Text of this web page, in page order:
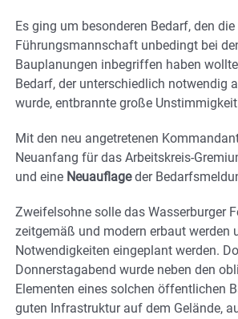
Es ging um besonderen Bedarf, den
Führungsmannschaft unbedingt bei
Bauplanungen inbegriffen haben
Bedarf, der unterschiedlich notwendig
wurde, entbrannte große
Mit den neu angetretenen
Neuanfang für das Arbeitskreis-
und eine Neuauflageder
Zweifelsohne solle das Wasserburger
zeitgemäß und modern erbaut werden
Notwendigkeiten eingeplant werden.
Donnerstagabend wurde neben den
Elementen eines solchen öffentlichen
guten Infrastruktur auf dem Gelände,